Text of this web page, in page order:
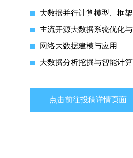
大数据并行计算模型、框
主流开源大数据系统优化
网络大数据建模与应用
大数据分析挖掘与智能计
点击前往投稿详情页面